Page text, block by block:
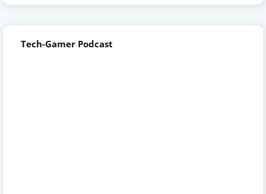
Tech-Gamer Podcast